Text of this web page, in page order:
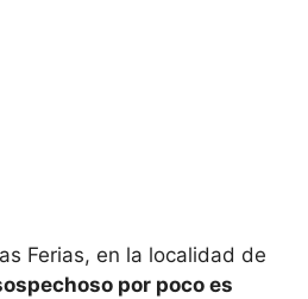
Ferias, en la localidad de
por poco es